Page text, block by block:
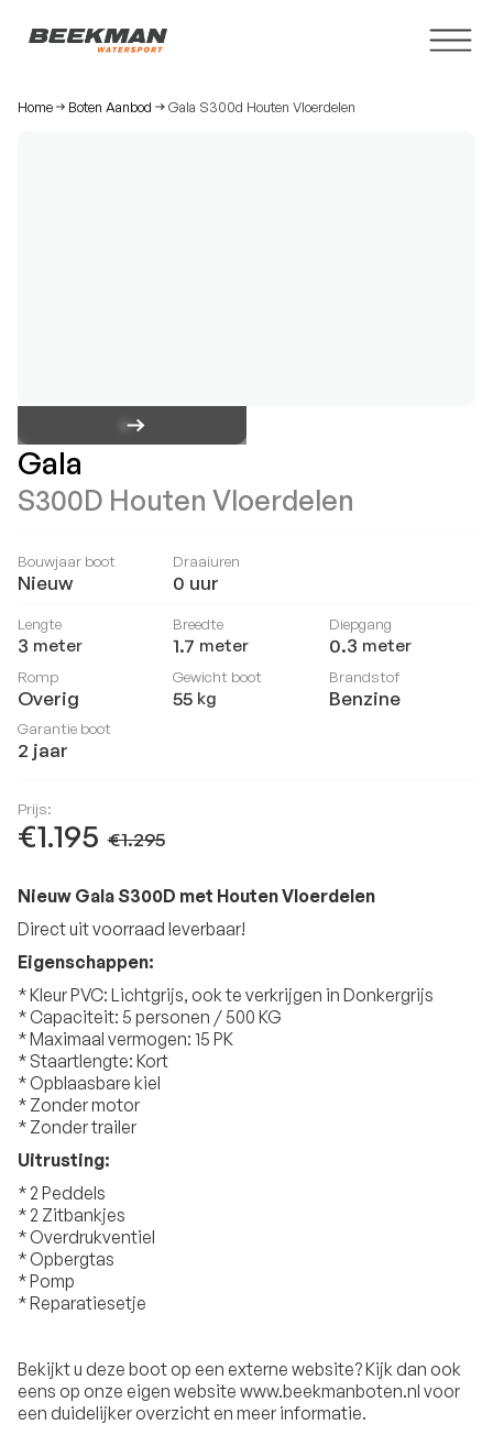
Home Boten Aanbod Gala S300d Houten Vloerdelen
Gala
S300D Houten Vloerdelen
Bouwjaar boot
Nieuw
Draaiuren
0 uur
Lengte
3 meter
Breedte
1.7 meter
Diepgang
0.3 meter
Romp
Overig
Gewicht boot
55 kg
Brandstof
Benzine
Garantie boot
2 jaar
Prijs:
€1.195 €1.295
Nieuw Gala S300D met Houten Vloerdelen
Direct uit voorraad leverbaar!
Eigenschappen:
* Kleur PVC: Lichtgrijs, ook te verkrijgen in Donkergrijs
* Capaciteit: 5 personen / 500 KG
* Maximaal vermogen: 15 PK
* Staartlengte: Kort
* Opblaasbare kiel
* Zonder motor
* Zonder trailer
Uitrusting:
* 2 Peddels
* 2 Zitbankjes
* Overdrukventiel
* Opbergtas
* Pomp
* Reparatiesetje
Bekijkt u deze boot op een externe website? Kijk dan ook
eens op onze eigen website www.beekmanboten.nl voor
een duidelijker overzicht en meer informatie.